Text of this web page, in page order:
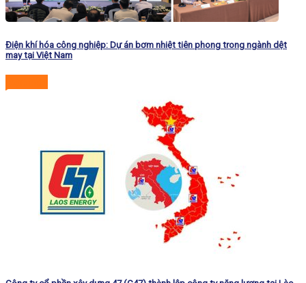
Điện khí hóa công nghiệp: Dự án bơm nhiệt tiên phong trong ngành dệt
may tại Việt Nam